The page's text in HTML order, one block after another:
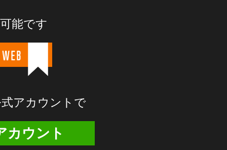
能です
アカウントで
カウント